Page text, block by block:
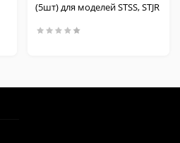
(5шт) для моделей STSS, STJR